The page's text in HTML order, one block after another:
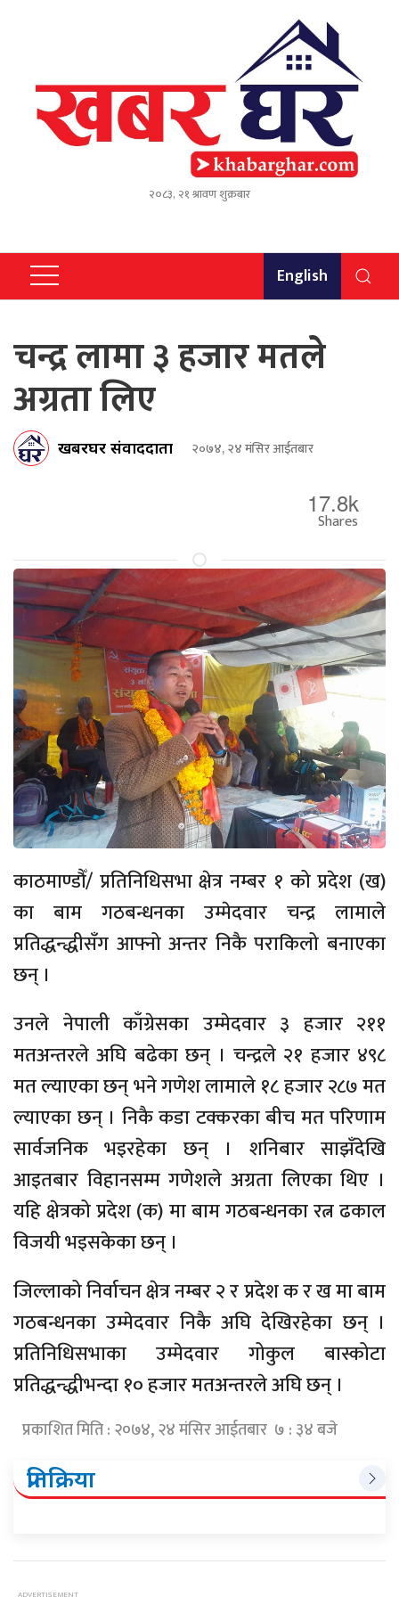
२०८३, २१ श्रावण शुक्रबार
English
चन्द्र लामा ३ हजार मतले
अग्रता लिए
खबरघर संवाददाता २०७४, २४ मंसिर आईतबार
17.8k
Shares
काठमाण्डौँ/ प्रतिनिधिसभा क्षेत्र नम्बर १ को प्रदेश (ख)
का बाम गठबन्धनका उम्मेदवार चन्द्र लामाले
प्रतिद्धन्द्धीसँग आफ्नो अन्तर निकै पराकिलो बनाएका
छन् ।
उनले नेपाली काँग्रेसका उम्मेदवार ३ हजार २११
मतअन्तरले अघि बढेका छन् । चन्द्रले २१ हजार ४९८
मत ल्याएका छन् भने गणेश लामाले १८ हजार २८७ मत
ल्याएका छन् । निकै कडा टक्करका बीच मत परिणाम
सार्वजनिक भइरहेका छन् । शनिबार साझँदेखि
आइतबार विहानसम्म गणेशले अग्रता लिएका थिए ।
यहि क्षेत्रको प्रदेश (क) मा बाम गठबन्धनका रत्न ढकाल
विजयी भइसकेका छन् ।
जिल्लाको निर्वाचन क्षेत्र नम्बर २ र प्रदेश क र ख मा बाम
गठबन्धनका उम्मेदवार निकै अघि देखिरहेका छन् ।
प्रतिनिधिसभाका उम्मेदवार गोकुल बास्कोटा
प्रतिद्धन्द्धीभन्दा १० हजार मतअन्तरले अघि छन् ।
प्रकाशित मिति : २०७४, २४ मंसिर आईतबार ७ : ३४ बजे
प्रतिक्रिया